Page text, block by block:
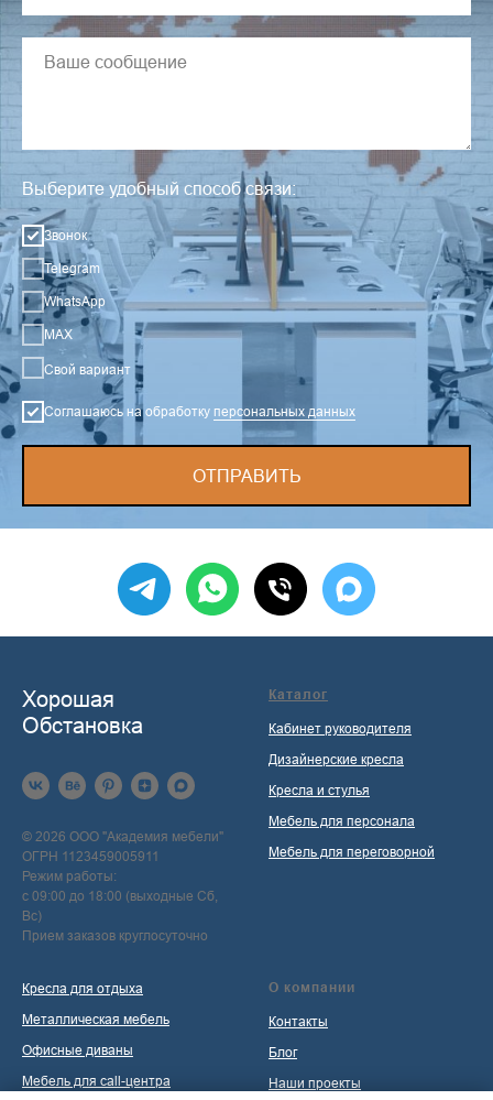
Выберите удобный способ связи:
Звонок
Telegram
WhatsApp
MAX
Свой вариант
Соглашаюсь на обработку персональных данных
ОТПРАВИТЬ
Хорошая
Обстановка
© 2026 ООО "Академия мебели"
ОГРН 1123459005911
Режим работы:
с 09:00 до 18:00 (выходные Сб,
Вс)
Прием заказов круглосуточно
Каталог
Кабинет руководителя
Дизайнерские кресла
Кресла и стулья
Мебель для персонала
Мебель для переговорной
Кресла для отдыха
Металлическая мебель
Офисные диваны
Мебель для call-центра
О компании
Контакты
Блог
Наши проекты